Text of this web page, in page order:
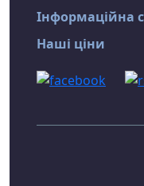
Інформаційна
Наші ціни